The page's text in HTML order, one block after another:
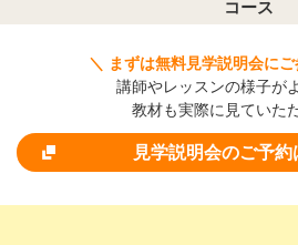
コース
＼ まずは無料見学説明会に
講師やレッスンの様子が
教材も実際に見ていた
見学説明会のご予約